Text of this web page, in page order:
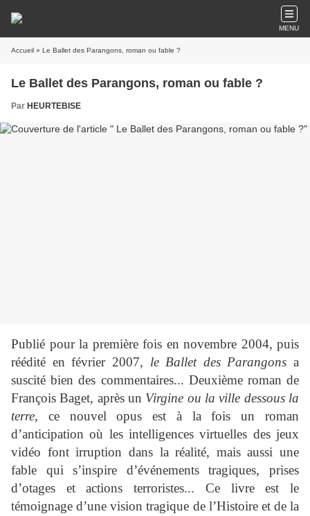
MENU
Accueil » Le Ballet des Parangons, roman ou fable ?
Le Ballet des Parangons, roman ou fable ?
Par HEURTEBISE
Publié pour la première fois en novembre 2004, puis
réédité en février 2007, le Ballet des Parangons a
suscité bien des commentaires... Deuxième roman de
François Baget, après un Virgine ou la ville dessous la
terre, ce nouvel opus est à la fois un roman
d’anticipation où les intelligences virtuelles des jeux
vidéo font irruption dans la réalité, mais aussi une
fable qui s’inspire d’événements tragiques, prises
d’otages et actions terroristes... Ce livre est le
témoignage d’une vision tragique de l’Histoire et de la